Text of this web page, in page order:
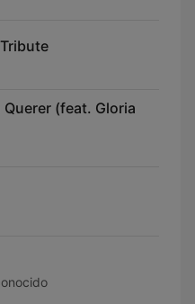
Querer (feat. Gloria